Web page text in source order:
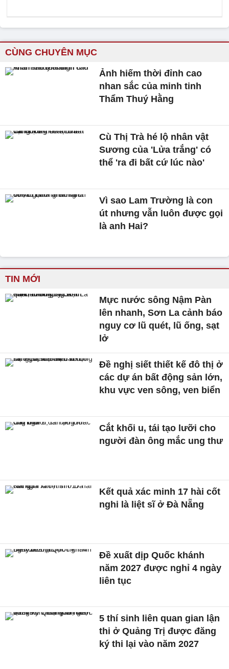
CÙNG CHUYÊN MỤC
Ảnh hiếm thời đỉnh cao
nhan sắc của minh tinh
Thẩm Thuý Hằng
Cù Thị Trà hé lộ nhân vật
Sương của 'Lửa trắng' có
thể 'ra đi bất cứ lúc nào'
Vì sao Lam Trường là con
út nhưng vẫn luôn được gọi
là anh Hai?
TIN MỚI
Mực nước sông Nậm Pàn
lên nhanh, Sơn La cảnh báo
nguy cơ lũ quét, lũ ống, sạt
lở
Đề nghị siết thiết kế đô thị ở
các dự án bất động sản lớn,
khu vực ven sông, ven biển
Cắt khối u, tái tạo lưỡi cho
người đàn ông mắc ung thư
Kết quả xác minh 17 hài cốt
nghi là liệt sĩ ở Đà Nẵng
Đề xuất dịp Quốc khánh
năm 2027 được nghỉ 4 ngày
liên tục
5 thí sinh liên quan gian lận
thi ở Quảng Trị được đăng
ký thi lại vào năm 2027